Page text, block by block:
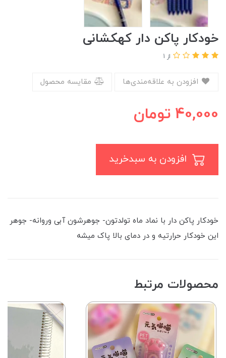
خودکار پاکن دار کهکشانی
از 1
مقایسه محصول
40,000 تومان
خودکار پاکن دار با نماد ماه تولدتون- جوهرشون آبی وروانه- جوهر
این خودکار حرارتیه و در دمای بالا پاک میشه
محصولات مرتبط